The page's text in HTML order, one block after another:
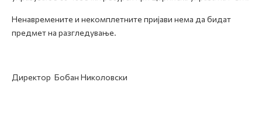
Ненавремените и некомплетните пријави нема да бидат
предмет на разгледување.
Директор Бобан Николовски